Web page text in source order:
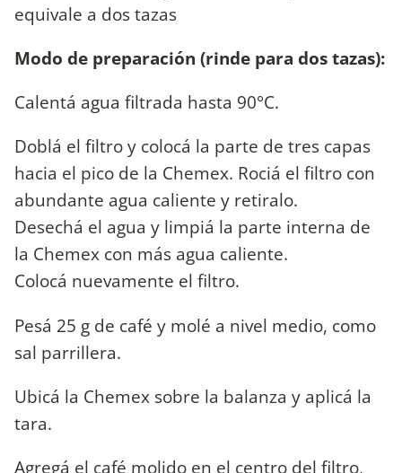
equivale a dos tazas
Modo de preparación (rinde para dos tazas):
Calentá agua filtrada hasta 90°C.
Doblá el filtro y colocá la parte de tres capas
hacia el pico de la Chemex. Rociá el filtro con
abundante agua caliente y retiralo.
Desechá el agua y limpiá la parte interna de
la Chemex con más agua caliente.
Colocá nuevamente el filtro.
Pesá 25 g de café y molé a nivel medio, como
sal parrillera.
Ubicá la Chemex sobre la balanza y aplicá la
tara.
Agregá el café molido en el centro del filtro,